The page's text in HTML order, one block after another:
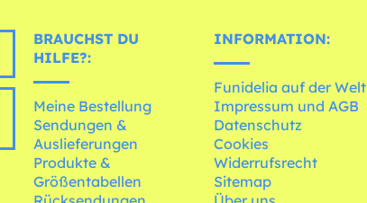
BRAUCHST DU
HILFE?:
Meine Bestellung
Sendungen &
Auslieferungen
Produkte &
Größentabellen
INFORMATION:
Funidelia auf der Welt
Impressum und AGB
Datenschutz
Cookies
Widerrufsrecht
Sitemap